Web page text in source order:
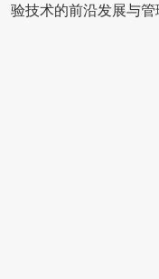
验技术的前沿发展与